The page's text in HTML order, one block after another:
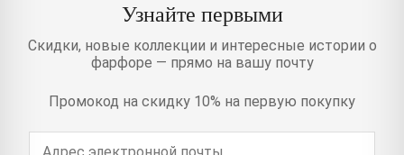
Узнайте первыми
Скидки, новые коллекции и интересные истории о
фарфоре — прямо на вашу почту
Промокод на скидку 10% на первую покупку